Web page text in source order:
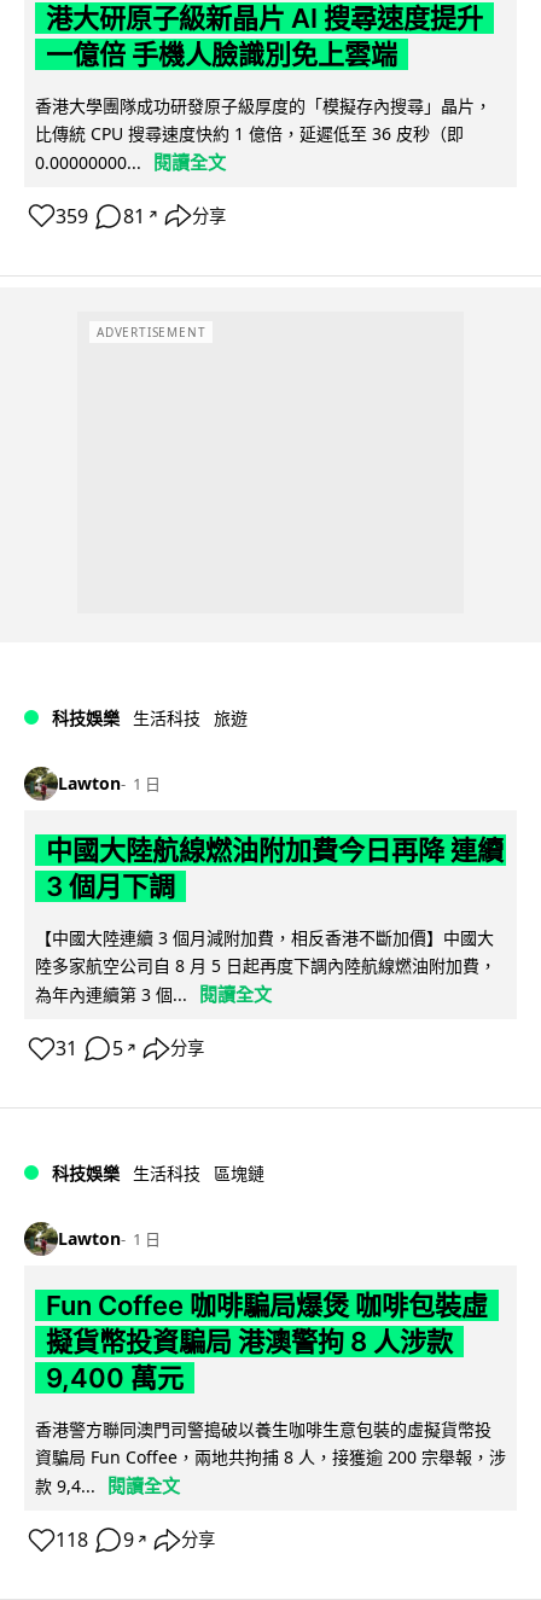
港大研原子級新晶片 AI 搜尋速度提升
一億倍 手機人臉識別免上雲端
香港大學團隊成功研發原子級厚度的「模擬存內搜尋」晶片，
比傳統 CPU 搜尋速度快約 1 億倍，延遲低至 36 皮秒（即
0.00000000...
閱讀全文
359 81 ↗ 分享
ADVERTISEMENT
科技娛樂 生活科技 旅遊
Lawton 1 日
中國大陸航線燃油附加費今日再降 連續
3 個月下調
【中國大陸連續 3 個月減附加費，相反香港不斷加價】中國大
陸多家航空公司自 8 月 5 日起再度下調內陸航線燃油附加費，
為年內連續第 3 個...
閱讀全文
31 5 ↗ 分享
科技娛樂 生活科技 區塊鏈
Lawton 1 日
Fun Coffee 咖啡騙局爆煲 咖啡包裝虛
擬貨幣投資騙局 港澳警拘 8 人涉款
9,400 萬元
香港警方聯同澳門司警搗破以養生咖啡生意包裝的虛擬貨幣投
資騙局 Fun Coffee，兩地共拘捕 8 人，接獲逾 200 宗舉報，涉
款 9,4...
閱讀全文
118 9 ↗ 分享